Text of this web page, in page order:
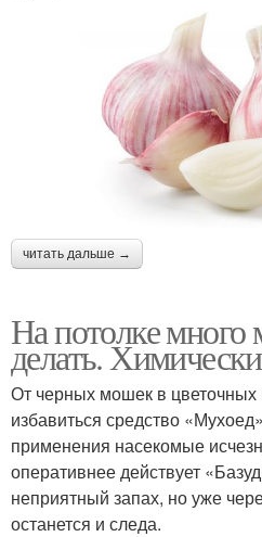
читать дальше →
На потолке много
делать.
От черных мошек в цветочных
избавиться средство
применения насекомые
оперативнее действует
неприятный запах, но уже
останется и следа.